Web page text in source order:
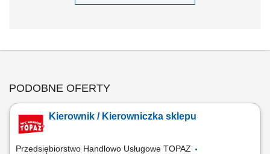
PODOBNE OFERTY
Kierownik / Kierowniczka sklepu
Przedsiębiorstwo Handlowo Usługowe TOPAZ